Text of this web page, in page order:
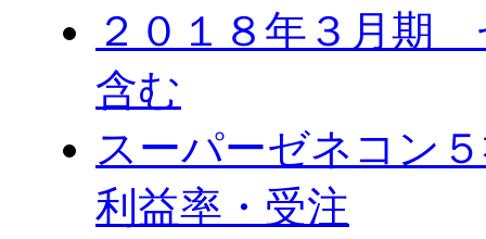
２０１８年３月期
含む
スーパーゼネコン
利益率・受注